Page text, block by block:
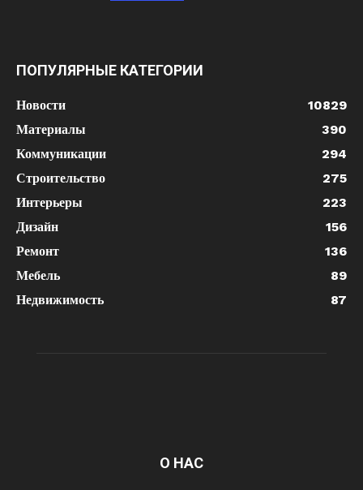
ПОПУЛЯРНЫЕ КАТЕГОРИИ
Новости
10829
Материалы
390
Коммуникации
294
Строительство
275
Интерьеры
223
Дизайн
156
Ремонт
136
Мебель
89
Недвижимость
87
О НАС